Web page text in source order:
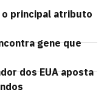
principal atributo
gene que
dos EUA aposta